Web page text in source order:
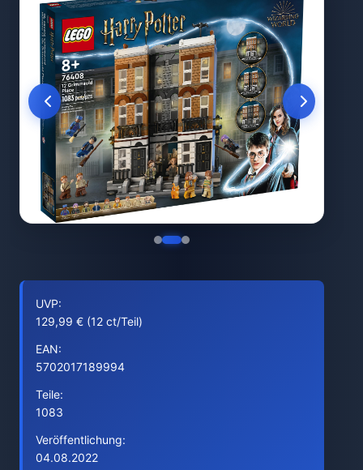
UVP:
129,99 € (12 ct/Teil)
EAN:
5702017189994
Teile:
1083
Veröffentlichung:
04.08.2022